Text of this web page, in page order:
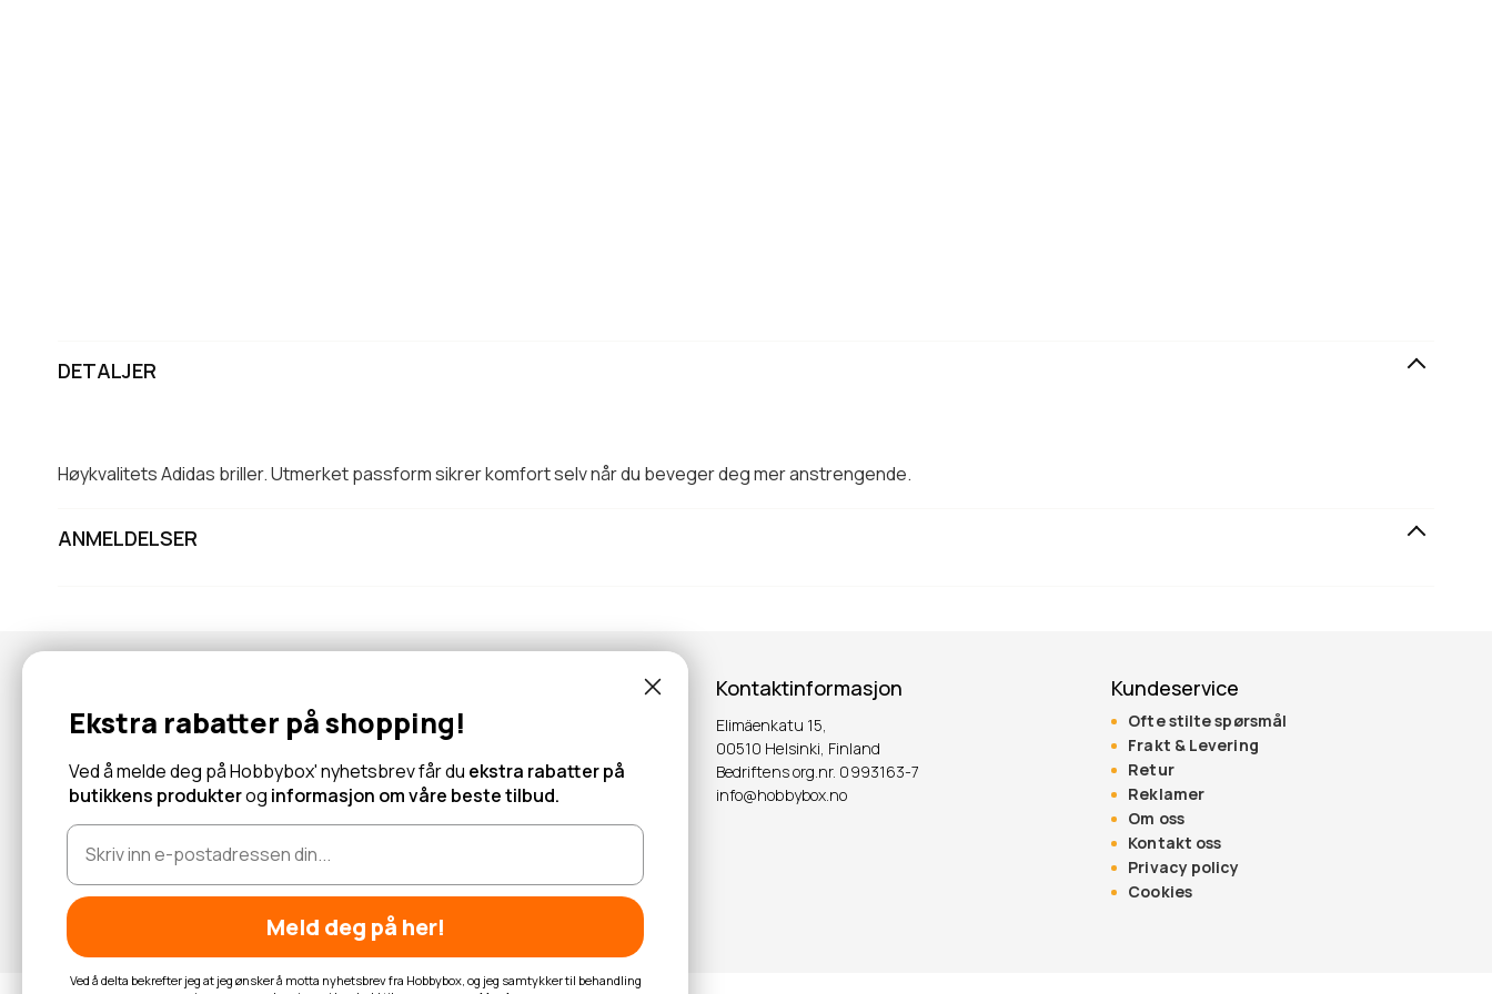
DETALJER
Høykvalitets Adidas briller. Utmerket passform sikrer komfort selv når du beveger deg mer anstrengende.
ANMELDELSER
Abonner for å motta tilbud og informasjon om nye produkter!
OK
Les mer
Kontaktinformasjon
Elimäenkatu 15,
00510 Helsinki, Finland
Bedriftens org.nr. 0993163-7
info@hobbybox.no
Kundeservice
Ofte stilte spørsmål
Frakt & Levering
Retur
Reklamer
Om oss
Kontakt oss
Privacy policy
Cookies
Ekstra rabatter på shopping!
Ved å melde deg på Hobbybox' nyhetsbrev får du ekstra rabatter på
butikkens produkterog informasjon om våre beste tilbud.
Meld deg på her!
Ved å delta bekrefter jeg at jeg ønsker å motta nyhetsbrev fra Hobbybox, og jeg samtykker til behandling